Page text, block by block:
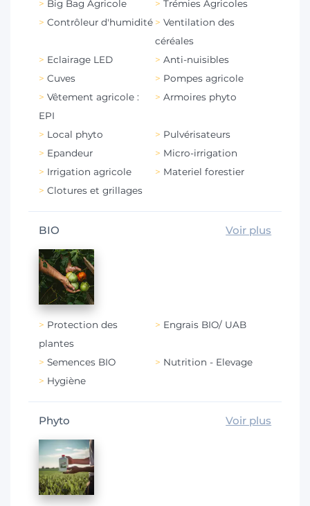
Big Bag Agricole
Trémies Agricoles
Contrôleur d'humidité
Ventilation des
céréales
Eclairage LED
Anti-nuisibles
Cuves
Pompes agricole
Vêtement agricole :
EPI
Armoires phyto
Local phyto
Pulvérisateurs
Epandeur
Micro-irrigation
Irrigation agricole
Materiel forestier
Clotures et grillages
BIO Voir plus
Protection des
plantes
Engrais BIO/ UAB
Semences BIO
Nutrition - Elevage
Hygiène
Phyto Voir plus